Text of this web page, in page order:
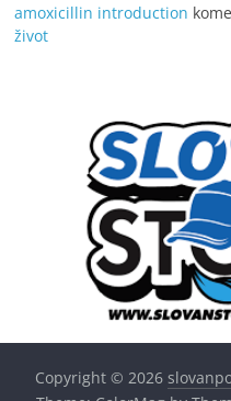
amoxicillin introduction
život
Copyright © 2026